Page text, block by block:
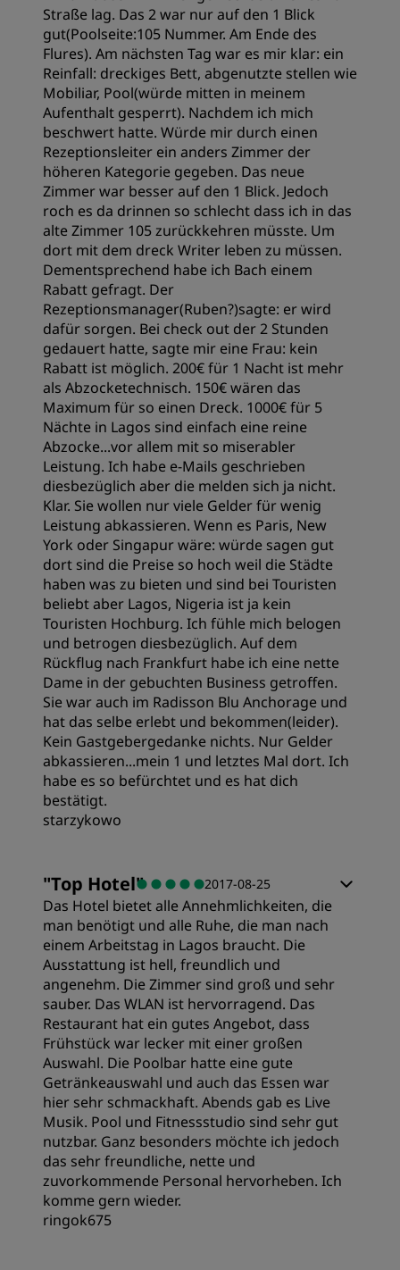
Straße lag. Das 2 war nur auf den 1 Blick
gut(Poolseite:105 Nummer. Am Ende des
Flures). Am nächsten Tag war es mir klar: ein
Reinfall: dreckiges Bett, abgenutzte stellen wie
Mobiliar, Pool(würde mitten in meinem
Aufenthalt gesperrt). Nachdem ich mich
beschwert hatte. Würde mir durch einen
Rezeptionsleiter ein anders Zimmer der
höheren Kategorie gegeben. Das neue
Zimmer war besser auf den 1 Blick. Jedoch
roch es da drinnen so schlecht dass ich in das
alte Zimmer 105 zurückkehren müsste. Um
dort mit dem dreck Writer leben zu müssen.
Dementsprechend habe ich Bach einem
Rabatt gefragt. Der
Rezeptionsmanager(Ruben?)sagte: er wird
dafür sorgen. Bei check out der 2 Stunden
gedauert hatte, sagte mir eine Frau: kein
Rabatt ist möglich. 200€ für 1 Nacht ist mehr
als Abzocketechnisch. 150€ wären das
Maximum für so einen Dreck. 1000€ für 5
Nächte in Lagos sind einfach eine reine
Abzocke...vor allem mit so miserabler
Leistung. Ich habe e-Mails geschrieben
diesbezüglich aber die melden sich ja nicht.
Klar. Sie wollen nur viele Gelder für wenig
Leistung abkassieren. Wenn es Paris, New
York oder Singapur wäre: würde sagen gut
dort sind die Preise so hoch weil die Städte
haben was zu bieten und sind bei Touristen
beliebt aber Lagos, Nigeria ist ja kein
Touristen Hochburg. Ich fühle mich belogen
und betrogen diesbezüglich. Auf dem
Rückflug nach Frankfurt habe ich eine nette
Dame in der gebuchten Business getroffen.
Sie war auch im Radisson Blu Anchorage und
hat das selbe erlebt und bekommen(leider).
Kein Gastgebergedanke nichts. Nur Gelder
abkassieren...mein 1 und letztes Mal dort. Ich
habe es so befürchtet und es hat dich
bestätigt.
starzykowo
"Top Hotel" 2017-08-25
Das Hotel bietet alle Annehmlichkeiten, die
man benötigt und alle Ruhe, die man nach
einem Arbeitstag in Lagos braucht. Die
Ausstattung ist hell, freundlich und
angenehm. Die Zimmer sind groß und sehr
sauber. Das WLAN ist hervorragend. Das
Restaurant hat ein gutes Angebot, dass
Frühstück war lecker mit einer großen
Auswahl. Die Poolbar hatte eine gute
Getränkeauswahl und auch das Essen war
hier sehr schmackhaft. Abends gab es Live
Musik. Pool und Fitnessstudio sind sehr gut
nutzbar. Ganz besonders möchte ich jedoch
das sehr freundliche, nette und
zuvorkommende Personal hervorheben. Ich
komme gern wieder.
ringok675